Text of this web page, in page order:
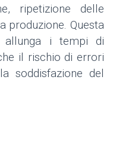
ripetizione delle
produzione. Questa
allunga i tempi di
il rischio di errori
soddisfazione del